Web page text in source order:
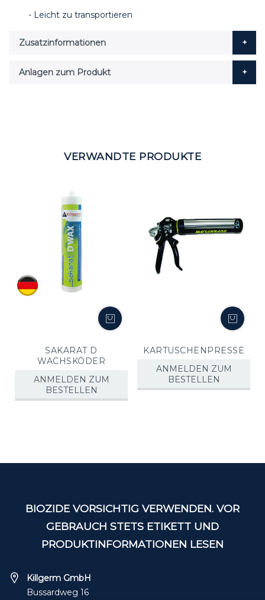
- Leicht zu transportieren
Zusatzinformationen
Anlagen zum Produkt
VERWANDTE PRODUKTE
SAKARAT D
WACHSKÖDER
ANMELDEN ZUM
BESTELLEN
KARTUSCHENPRESSE
ANMELDEN ZUM
BESTELLEN
BIOZIDE VORSICHTIG VERWENDEN. VOR
GEBRAUCH STETS ETIKETT UND
PRODUKTINFORMATIONEN LESEN
Killgerm GmbH
Bussardweg 16